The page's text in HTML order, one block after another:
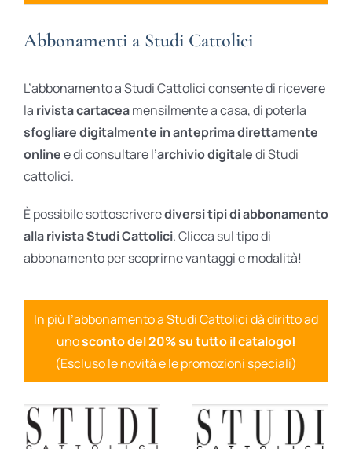
Ares Gold
Ares Digital
Ares Gift Card
Abbonamenti a Studi Cattolici
L’abbonamento a Studi Cattolici consente di ricevere
la rivista cartaceamensilmente a casa, di poterla
sfogliare digitalmente in anteprima direttamente
onlinee di consultare l’archivio digitaledi Studi
cattolici.
È possibile sottoscriverediversi tipi di abbonamento
alla rivista Studi Cattolici. Clicca sul tipo di
abbonamento per scoprirne vantaggi e modalità!
In più l’abbonamento a Studi Cattolici dà diritto ad
unosconto del 20% su tutto il catalogo!
(Escluso le novità e le promozioni speciali)